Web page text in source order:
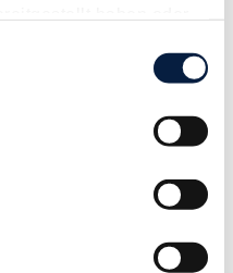
sich zuletzt mit der